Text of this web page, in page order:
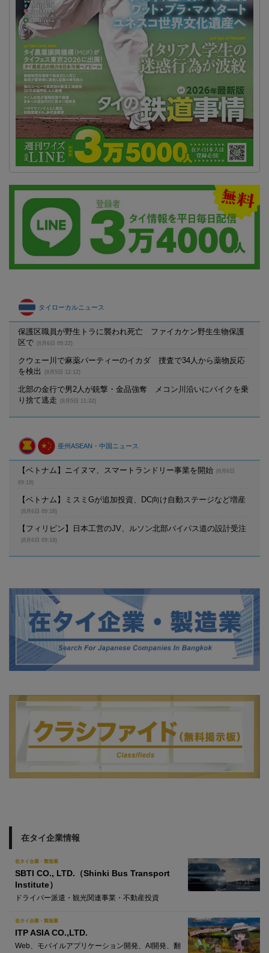
タイローカルニュース
保護区職員が野生トラに襲われ死亡 ファイカケン野生生物保護
区で
(8月6日 09:22)
クウェー川で麻薬パーティーのイカダ 捜査で34人から薬物反応
を検出
(8月5日 12:12)
北部の金行で男2人が銃撃・金品強奪 メコン川沿いにバイクを乗
り捨て逃走
(8月5日 11:32)
亜州ASEAN・中国ニュース
【ベトナム】ニイヌマ、スマートランドリー事業を開始
(8月6日
09:19)
【ベトナム】ミスミGが追加投資、DC向け自動ステージなど増産
(8月6日 09:18)
【フィリピン】日本工営のJV、ルソン北部バイパス道の設計受注
(8月6日 09:18)
在タイ企業情報
在タイ企業・製造業
SBTI CO., LTD.（Shinki Bus Transport
Institute）
ドライバー派遣・観光関連事業・不動産投資
在タイ企業・製造業
ITP ASIA CO.,LTD.
Web、モバイルアプリケーション開発、AI開発、翻